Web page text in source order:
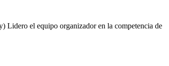
Lidero el equipo organizador en la competencia de